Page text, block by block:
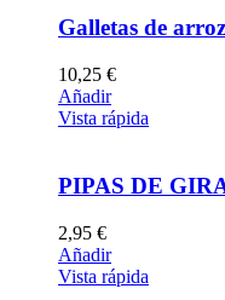
Galletas de
10,25 €
Añadir
Vista rápida
PIPAS DE
2,95 €
Añadir
Vista rápida